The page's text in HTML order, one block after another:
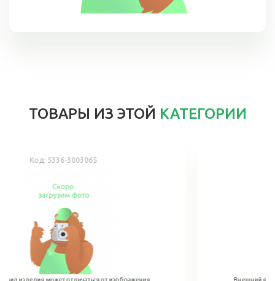
ТОВАРЫ ИЗ ЭТОЙ КАТЕГОРИИ